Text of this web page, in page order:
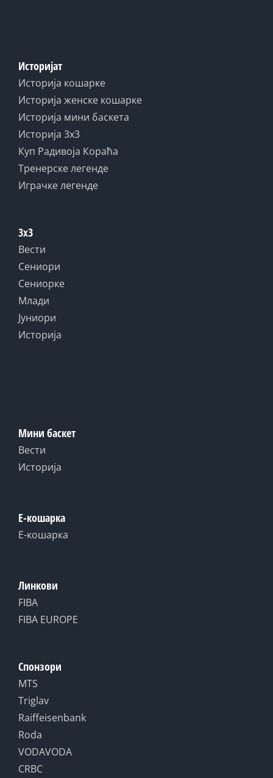
Историјат
Историја кошарке
Историја женске кошарке
Историја мини баскета
Историја 3x3
Куп Радивоја Кораћа
Тренерске легенде
Играчке легенде
3x3
Вести
Сениори
Сениорке
Млади
Јуниори
Историја
Мини баскет
Вести
Историја
Е-кошарка
Е-кошарка
Линкови
FIBA
FIBA EUROPE
Спонзори
MTS
Triglav
Raiffeisenbank
Roda
VODAVODA
CRBC